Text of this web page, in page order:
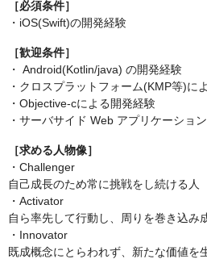
［必須条件］
・iOS(Swift)の開発経験
［歓迎条件］
・ Android(Kotlin/java) の開発経験
・クロスプラットフォーム(KMP等)に
・Objective-cによる開発経験
・サーバサイド Web アプリケーショ
［求める人物像］
・Challenger
自己成長のため常に挑戦をし続ける人
・Activator
自ら率先して行動し、周りを巻き込
・Innovator
既成概念にとらわれず、新たな価値を